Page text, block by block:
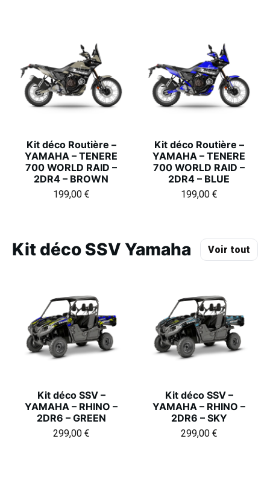
Kit déco Routière –
YAMAHA – TENERE
700 WORLD RAID –
2DR4 – BROWN
199,00 €
Kit déco Routière –
YAMAHA – TENERE
700 WORLD RAID –
2DR4 – BLUE
199,00 €
Kit déco SSV Yamaha Voir tout
Kit déco SSV –
YAMAHA – RHINO –
2DR6 – GREEN
299,00 €
Kit déco SSV –
YAMAHA – RHINO –
2DR6 – SKY
299,00 €